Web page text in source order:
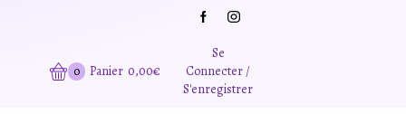
0 Panier 0,00€
Se
Connecter /
S'enregistrer